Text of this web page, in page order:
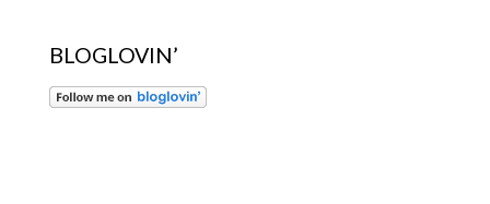
BLOGLOVIN’